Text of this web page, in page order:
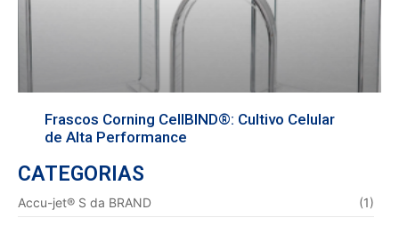
Frascos Corning CellBIND®: Cultivo Celular
de Alta Performance
CATEGORIAS
Accu-jet® S da BRAND (1)